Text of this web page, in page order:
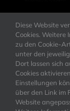
© Copyright 2026 |
Erstellt
Diese Website
Cookies. Weitere
zu den Cookie-
unter den
Dort lassen sich
Cookies
Einstellungen
über den Link im
Website